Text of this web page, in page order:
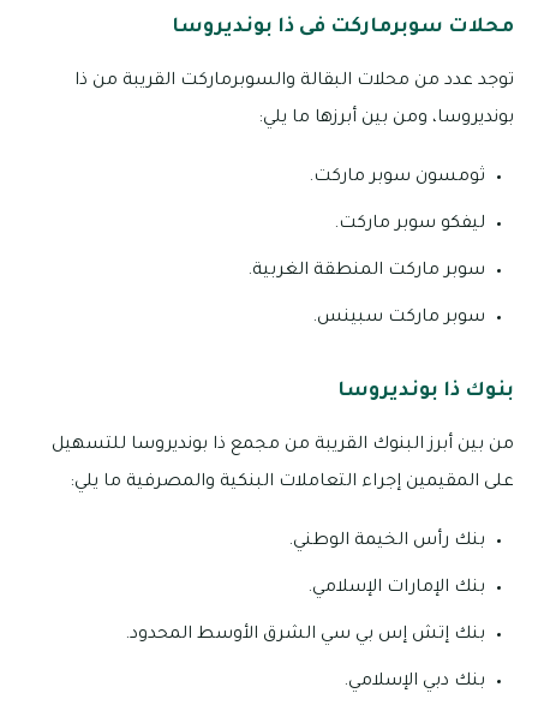
محلات سوبرماركت فى ذا بونديروسا
توجد عدد من محلات البقالة والسوبرماركت القريبة من ذا
بونديروسا، ومن بين أبرزها ما يلي:
ثومسون سوبر ماركت.
ليفكو سوبر ماركت.
سوبر ماركت المنطقة الغربية.
سوبر ماركت سبينس.
بنوك ذا بونديروسا
من بين أبرز البنوك القريبة من مجمع ذا بونديروسا للتسهيل
على المقيمين إجراء التعاملات البنكية والمصرفية ما يلي:
بنك رأس الخيمة الوطني.
بنك الإمارات الإسلامي.
بنك إتش إس بي سي الشرق الأوسط المحدود.
بنك دبي الإسلامي.